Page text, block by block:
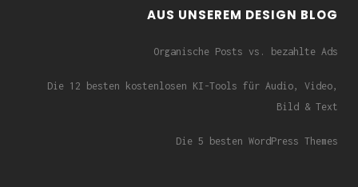
AUS UNSEREM DESIGN BLOG
Organische Posts vs. bezahlte Ads
Die 12 besten kostenlosen KI-Tools für Audio, Video,
Bild & Text
Die 5 besten WordPress Themes